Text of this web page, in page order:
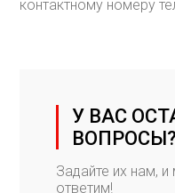
контактному номеру
У ВАС
ВОПРОСЫ?
Задайте их нам,
ответим!